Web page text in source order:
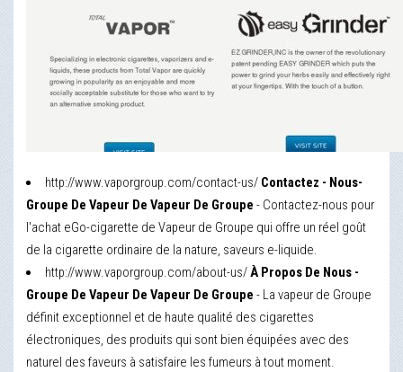
http://www.vaporgroup.com/contact-us/ Contactez - Nous-
Groupe De Vapeur De Vapeur De Groupe - Contactez-nous pour
l'achat eGo-cigarette de Vapeur de Groupe qui offre un réel goût
de la cigarette ordinaire de la nature, saveurs e-liquide.
http://www.vaporgroup.com/about-us/À Propos De Nous -
Groupe De Vapeur De Vapeur De Groupe - La vapeur de Groupe
définit exceptionnel et de haute qualité des cigarettes
électroniques, des produits qui sont bien équipées avec des
naturel des faveurs à satisfaire les fumeurs à tout moment.